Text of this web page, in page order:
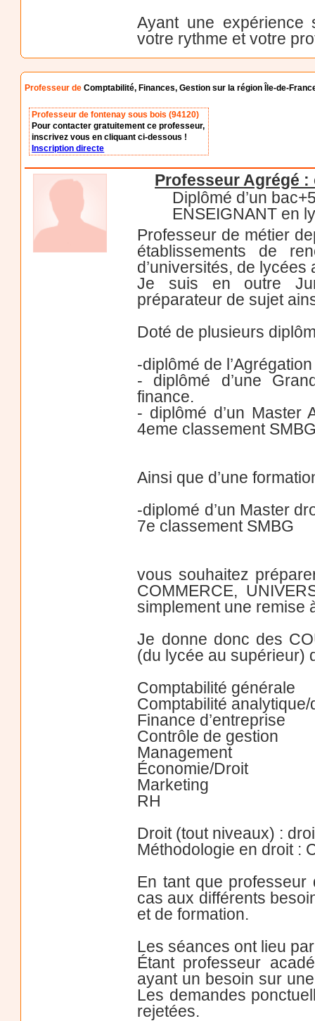
Ayant une expérience
votre rythme et votre
Professeur deComptabilité, Finances, Gestion sur la région Île-de-
Professeur de fontenay sous bois (94120)
Pour contacter gratuitement ce professeur,
inscrivez vous en cliquant ci-dessous !
Inscription directe
Professeur Agrégé
Diplômé d’un
ENSEIGNANT en
Professeur de métier
établissements de
d’universités, de lycées
Je suis en outre
préparateur de sujet
Doté de plusieurs
-diplômé de
- diplômé d’une
finance.
- diplômé d’un Master
4eme classement
Ainsi que d’une
-diplomé d’un Master
7e classement SMBG
vous souhaitez
COMMERCE,
simplement une remise
Je donne donc des
(du lycée au supérieur)
Comptabilité générale
Comptabilité
Finance d’entreprise
Contrôle de gestion
Management
Économie/Droit
Marketing
RH
Droit (tout niveaux) :
Méthodologie en droit :
En tant que
cas aux différents
et de formation.
Les séances ont lieu
Étant professeur
ayant un besoin sur
Les demandes
rejetées.